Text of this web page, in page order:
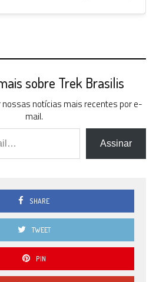
sobre Trek Brasilis
notícias mais recentes por e-
mail.
Assinar
SHARE
TWEET
PIN